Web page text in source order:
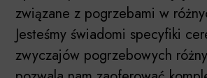
związane z pogrzebami w
Jesteśmy świadomi specyfiki
zwyczajów pogrzebowych